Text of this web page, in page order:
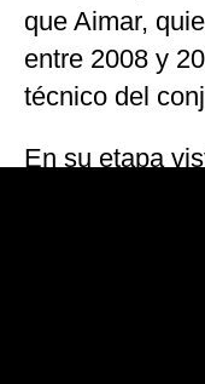
que Aimar,
entre 2008 y
técnico del
En su etapa